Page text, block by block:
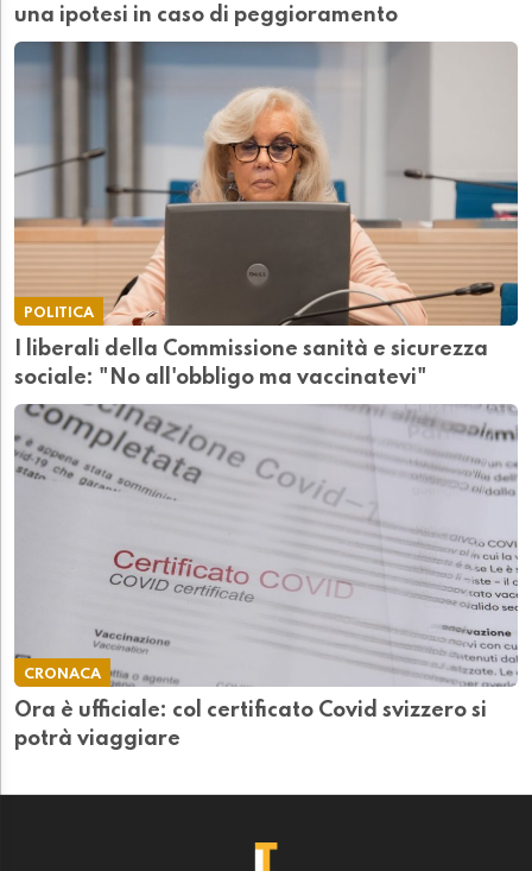
una ipotesi in caso di peggioramento
POLITICA
I liberali della Commissione sanità e sicurezza
sociale: "No all'obbligo ma vaccinatevi"
CRONACA
Ora è ufficiale: col certificato Covid svizzero si
potrà viaggiare